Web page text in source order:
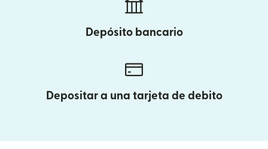
Depósito bancario
Depositar a una tarjeta de debito